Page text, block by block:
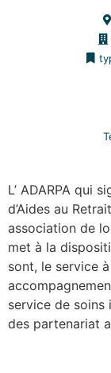
L’ ADARPA qui
d’Aides au
association de
met à la
sont, le service
service de soins
des partenariat